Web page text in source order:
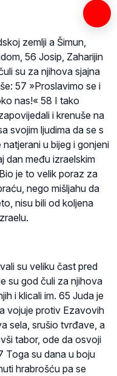
zemlji a Šimun,
56 Josip, Zaharijin
su za njihova sjajna
57 »Proslavimo se i
nas!« 58 I tako
i krenuše na
svojim ljudima da se s
u bijeg i gonjeni
dan među izraelskim
je to velik poraz za
nego mišljahu da
nisu bili od koljena
su veliku čast pred
su god čuli za njihova
i klicali im. 65 Juda je
vojuje protiv Ezavovih
sela, srušio tvrđave, a
tabor, ode da osvoji
Toga su dana u boju
hrabrošću pa se